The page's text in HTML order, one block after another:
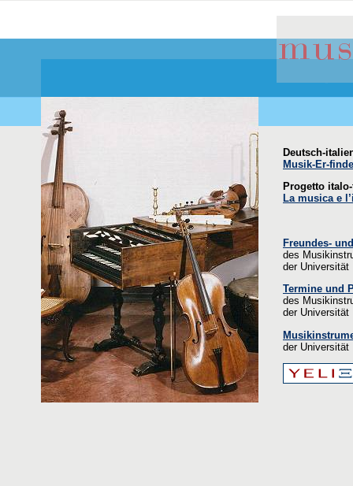
Deutsch-
Musik-Er-
Progetto
La musica e
Freundes-
des
der Universität
Termine und
des
der Universität
der Universität